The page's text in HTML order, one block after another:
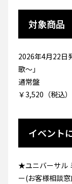
対象商品
2026年4月22日
歌〜」
通常盤
￥3,520（税込
イベント
★ユニバーサル
ー(お客様相談